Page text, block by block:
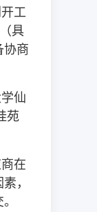
工
具
协商
仙
苑
在
，